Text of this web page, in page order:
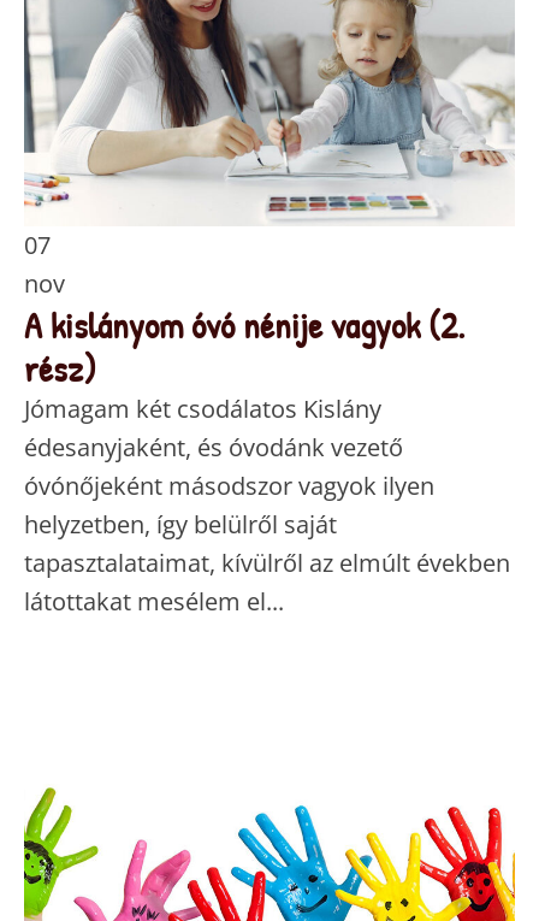
07
nov
A kislányom óvó nénije vagyok (2.
rész)
Jómagam két csodálatos Kislány
édesanyjaként, és óvodánk vezető
óvónőjeként másodszor vagyok ilyen
helyzetben, így belülről saját
tapasztalataimat, kívülről az elmúlt években
látottakat mesélem el...